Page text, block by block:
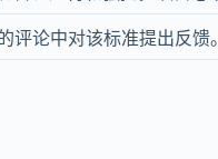
评论中对该标准提出反馈